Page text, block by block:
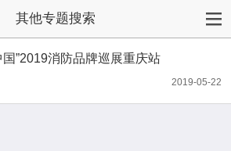
其他专题搜索
国”2019消防品牌巡展重庆站
2019-05-22